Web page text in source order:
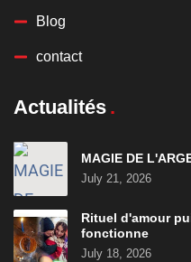
Blog
contact
Actualités
MAGIE DE
July 21, 2026
Rituel d'amour
fonctionne
July 18, 2026